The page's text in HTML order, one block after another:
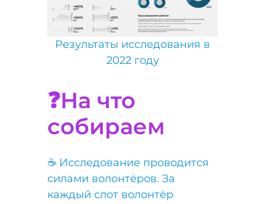
Результаты исследования в
2022 году
❓На что
собираем
☕️ Исследование проводится
силами волонтёров. За
каждый слот волонтёр